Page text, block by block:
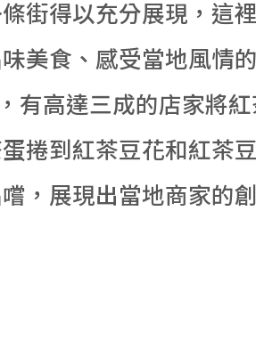
街得以充分展現，這
美食、感受當地風情
有高達三成的店家將
捲到紅茶豆花和紅茶
，展現出當地商家的